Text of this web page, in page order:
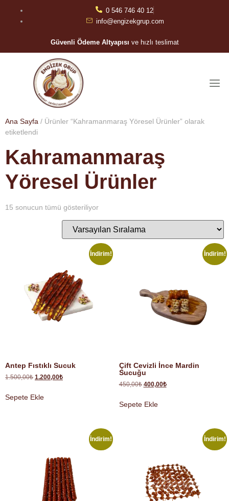
0 546 746 40 12
info@engizekgrup.com
Güvenli Ödeme Altyapısı ve hızlı teslimat
Ana Sayfa / Ürünler “Kahramanmaraş Yöresel Ürünler” olarak
etiketlendi
Kahramanmaraş
Yöresel Ürünler
15 sonucun tümü gösteriliyor
İndirim!
Antep Fıstıklı Sucuk
1.500,00₺ 1.200,00₺
Sepete Ekle
İndirim!
Çift Cevizli İnce Mardin
Sucuğu
450,00₺ 400,00₺
Sepete Ekle
İndirim! İndirim!